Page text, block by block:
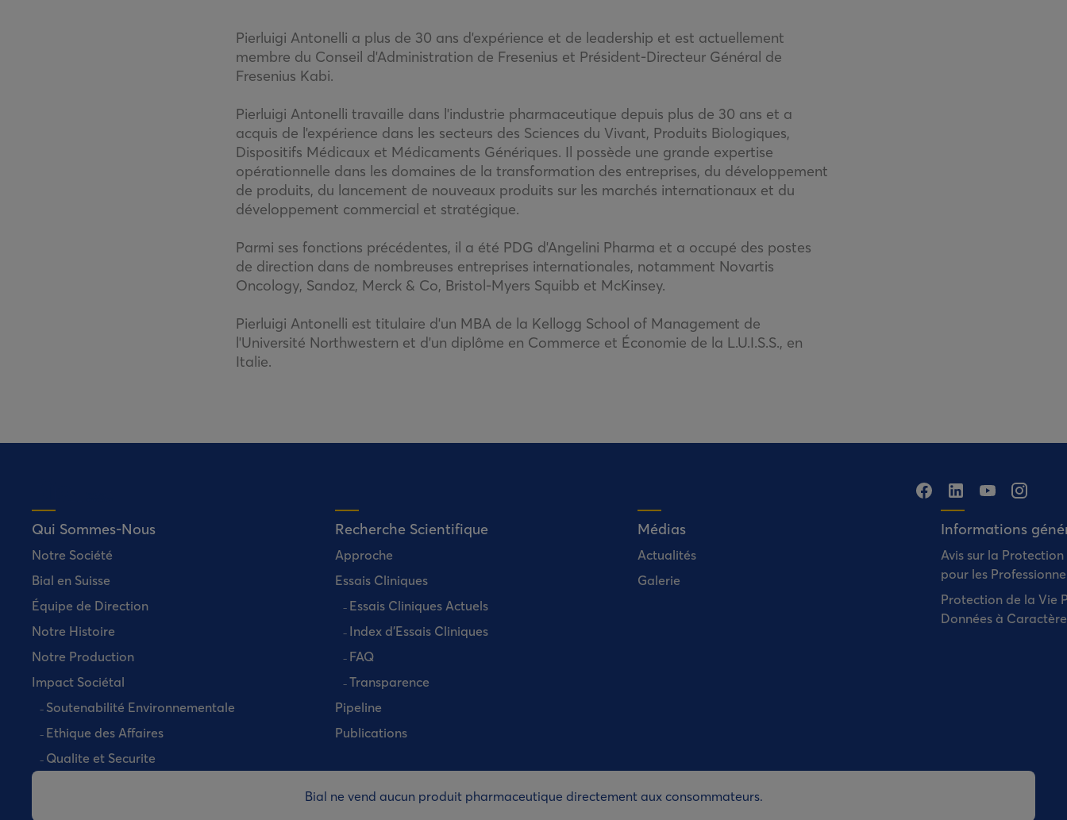
Pierluigi Antonelli a plus de 30 ans d'expérience et de leadership et est actuellement
membre du Conseil d'Administration de Fresenius et Président-Directeur Général de
Fresenius Kabi.
Pierluigi Antonelli travaille dans l'industrie pharmaceutique depuis plus de 30 ans et a
acquis de l'expérience dans les secteurs des Sciences du Vivant, Produits Biologiques,
Dispositifs Médicaux et Médicaments Génériques. Il possède une grande expertise
opérationnelle dans les domaines de la transformation des entreprises, du développement
de produits, du lancement de nouveaux produits sur les marchés internationaux et du
développement commercial et stratégique.
Parmi ses fonctions précédentes, il a été PDG d'Angelini Pharma et a occupé des postes
de direction dans de nombreuses entreprises internationales, notamment Novartis
Oncology, Sandoz, Merck & Co, Bristol-Myers Squibb et McKinsey.
Pierluigi Antonelli est titulaire d'un MBA de la Kellogg School of Management de
l'Université Northwestern et d'un diplôme en Commerce et Économie de la L.U.I.S.S., en
Italie.
Qui Sommes-Nous
Notre Société
Bial en Suisse
Équipe de Direction
Notre Histoire
Notre Production
Impact Sociétal
Soutenabilité Environnementale
Ethique des Affaires
Qualite et Securite
Recherche Scientifique
Approche
Essais Cliniques
Essais Cliniques Actuels
Index d’Essais Cliniques
FAQ
Transparence
Pipeline
Publications
Médias
Actualités
Galerie
Informations
Avis sur la Protection
pour les
Protection de la Vie
Données à
Bial ne vend aucun produit pharmaceutique directement aux consommateurs.